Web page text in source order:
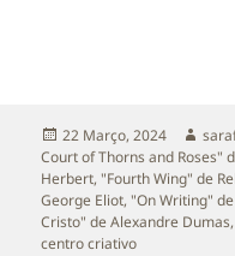
Publicado
a
22 Março, 2024
Court of Thorns and Roses"
Herbert, "Fourth Wing" de
George Eliot, "On Writing"
Cristo" de Alexandre Dumas,
centro criativo